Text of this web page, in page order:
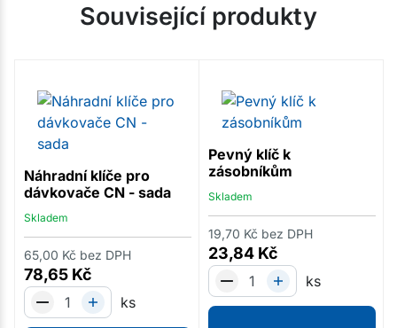
Související produkty
Náhradní klíče pro
dávkovače CN - sada
Skladem
78,65 Kč
65,00 Kč bez DPH
ks
Pevný klíč k
zásobníkům
Skladem
23,84 Kč
19,70 Kč bez DPH
ks